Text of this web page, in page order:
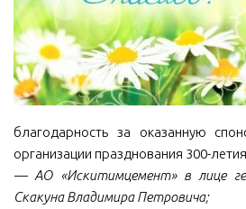
МБУ Дом культуры «Молодость»
МБУ Дом культуры «Октябрь»
МБОУ ДО «Детская школа искусств»
МБУК «Искитимский городской
музей»
МБУ Парк культуры и отдыха им.
благодарность за оказанную
организации празднования 300-
— АО «Искитимцемент» в лице
Скакуна Владимира Петровича;